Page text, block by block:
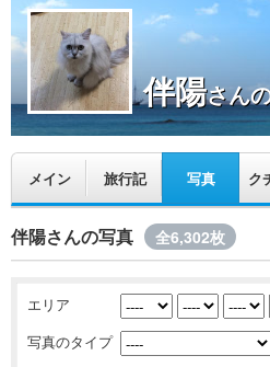
伴陽さん
メイン 旅行記 写真 ク
伴陽さんの写真 全6,302枚
エリア
写真のタイプ